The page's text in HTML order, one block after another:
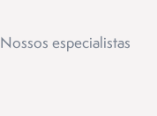
Nossos especialistas